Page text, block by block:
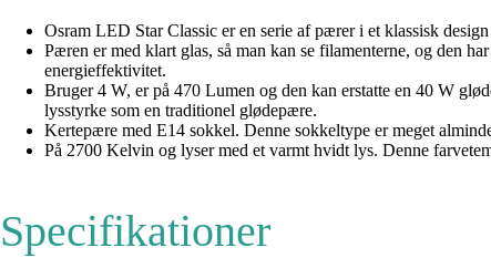
Osram LED Star Classic er en serie af pærer i et klassisk
Pæren er med klart glas, så man kan se filamenterne, og den
energieffektivitet.
Bruger 4 W, er på 470 Lumen og den kan erstatte en 40 W
lysstyrke som en traditionel glødepære.
Kertepære med E14 sokkel. Denne sokkeltype er meget
På 2700 Kelvin og lyser med et varmt hvidt lys. Denne
Specifikationer